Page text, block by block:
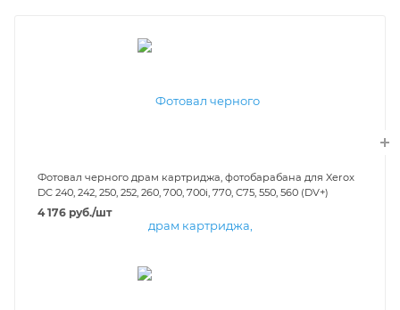
Фотовал черного драм картриджа, фотобарабана для Xerox
DC 240, 242, 250, 252, 260, 700, 700i, 770, C75, 550, 560 (DV+)
4 176 руб./шт